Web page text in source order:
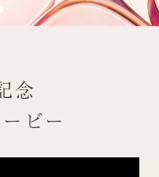
念
ビー